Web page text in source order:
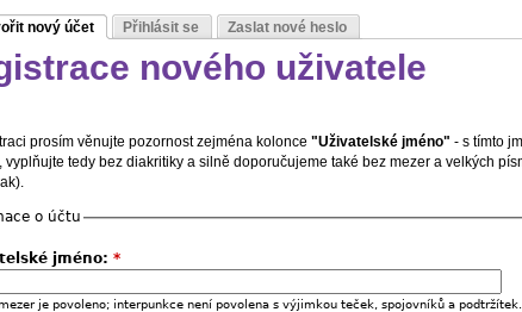
nový účet Přihlásit se Zaslat nové heslo
nového uživatele
prosím věnujte pozornost zejména kolonce "Uživatelské jméno" - s tímto
vyplňujte tedy bez diakritiky a silně doporučujeme také bez mezer a velkých
o účtu
jméno: *
je povoleno; interpunkce není povolena s výjimkou teček, spojovníků a podtržítek.